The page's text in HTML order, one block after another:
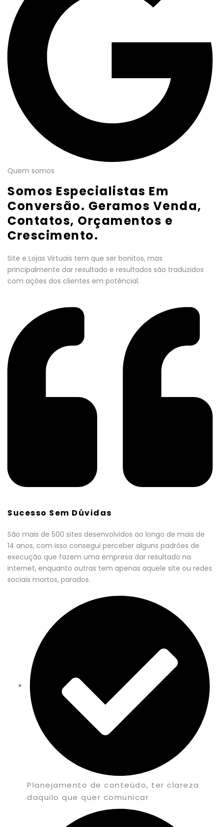
Quem somos
Somos Especialistas Em
Conversão. Geramos Venda,
Contatos, Orçamentos e
Crescimento.
Site e Lojas Virtuais tem que ser bonitos, mas
principalmente dar resultado e resultados são traduzidos
com ações dos clientes em potêncial.
Sucesso Sem Dúvidas
São mais de 500 sites desenvolvidos ao longo de mais de
14 anos, com isso consegui perceber alguns padrões de
execução que fazem uma empresa dar resultado na
internet, enquanto outras tem apenas aquele site ou redes
sociais mortos, parados.
Planejamento de conteúdo, ter clareza
daquilo que quer comunicar